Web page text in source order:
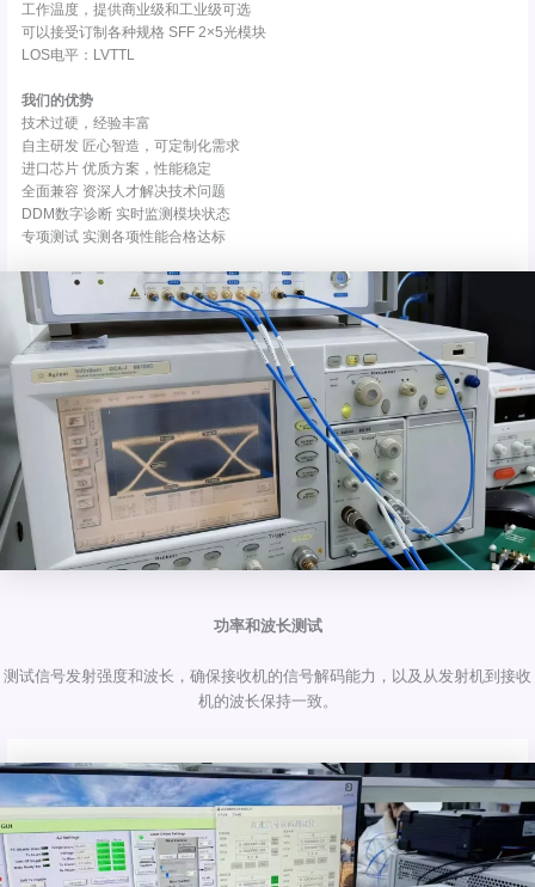
工作温度，提供商业级和工业级可选
可以接受订制各种规格 SFF 2×5光模块
LOS电平：LVTTL
我们的优势
技术过硬，经验丰富
自主研发 匠心智造，可定制化需求
进口芯片 优质方案，性能稳定
全面兼容 资深人才解决技术问题
DDM数字诊断 实时监测模块状态
专项测试 实测各项性能合格达标
功率和波长测试
测试信号发射强度和波长，确保接收机的信号解码能力，以及从发射机到接收
机的波长保持一致。